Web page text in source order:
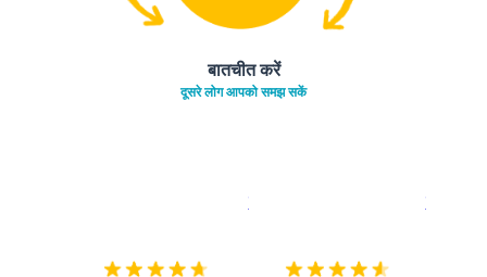
बातचीत करें
दूसरे लोग आपको समझ सकें
इस पर डाउनलोड करें ऐप स्टोरइसे चालू